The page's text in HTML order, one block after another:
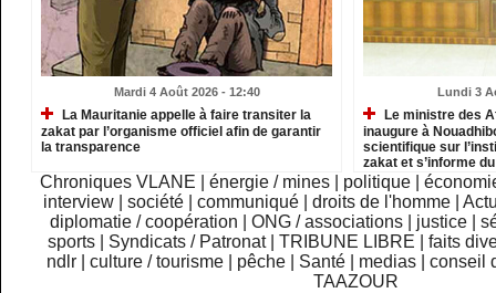
Mardi 4 Août 2026 - 12:40
La Mauritanie appelle à faire transiter la
zakat par l’organisme officiel afin de garantir
la transparence
Lundi 3
Le ministre des
inaugure à
scientifique sur
zakat et s’informe
institutions relevant
Chroniques VLANE énergie / mines politique
interview
|société |communiqué |droits de l'homme |
diplomatie / coopération
ONG / associations justice
sports
Syndicats / Patronat TRIBUNE LIBRE
faits
ndlr
|culture / tourisme pêche Santé medias |conseil
TAAZOUR